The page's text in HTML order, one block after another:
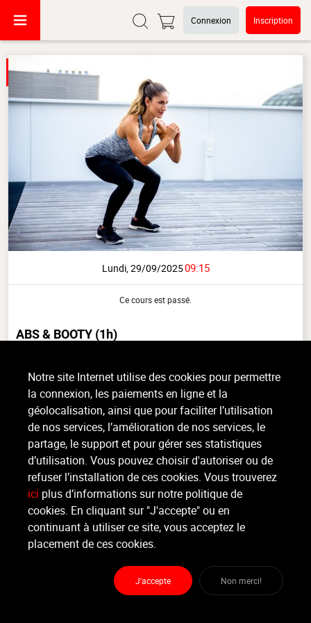
Connexion Inscription
Lundi, 29/09/202509:15
Ce cours est passé.
ABS & BOOTY(1h)
Wil je werken aan dat strakker figuur? Kom maar even kijken en probeer
onze Abs & Booty les waar we ons richten op het versterken van onze
bilspieren en core terwijl we het lichaam slank en (...)
Lire la suite
Organisateur
JUPITER HEALTH PLANET
Moniteur
Niet bekend / Non renseigné
Jupiter health planet
Doggeweg 87 - 1930 Zaventem
Notre site Internet utilise des cookies pour permettre
la connexion, les paiements en ligne et la
géolocalisation, ainsi que pour faciliter l’utilisation
de nos services, l’amélioration de nos services, le
partage, le support et pour gérer ses statistiques
d’utilisation. Vous pouvez choisir d'autoriser ou de
refuser l’installation de ces cookies. Vous trouverez
ici plus d’informations sur notre politique de
cookies. En cliquant sur "J'accepte" ou en
continuant à utiliser ce site, vous acceptez le
placement de ces cookies.
J'accepte Non merci!